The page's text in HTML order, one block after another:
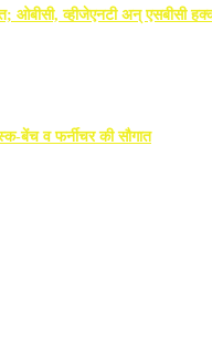
ओबीसी, व्हीजेएनटी अन् एसबीसी
बेंच व फर्नीचर की सौगात